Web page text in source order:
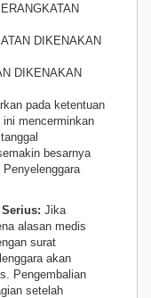
DIKENAKAN
DIKENAKAN
pada ketentuan
mencerminkan
besarnya
Jika
alasan medis
surat
akan
Pengembalian
setelah